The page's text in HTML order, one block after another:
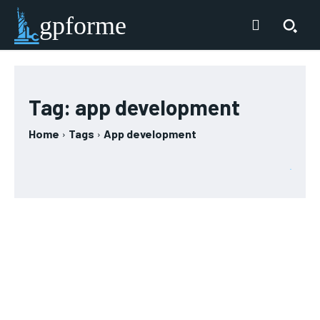
gpforme
Tag: app development
Home Tags App development